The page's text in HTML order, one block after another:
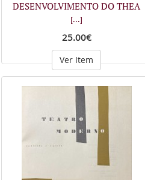
DESENVOLVIMENTO DO THEA
[...]
25.00€
Ver Item